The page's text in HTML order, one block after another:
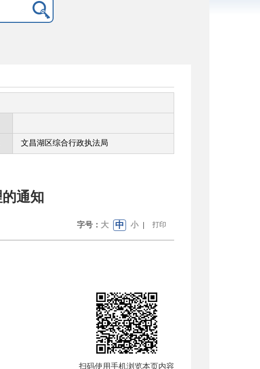
文昌湖区综合行政执法局
通知
字号： 大 中 小 | 打印
扫码使用手机浏览本页内容